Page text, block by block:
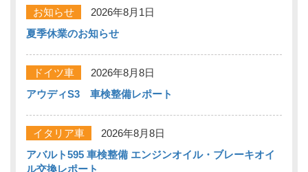
お知らせ
2026年8月1日
夏季休業のお知らせ
ドイツ車
2026年8月8日
アウディS3 車検整備レポート
イタリア車
2026年8月8日
アバルト595 車検整備 エンジンオイル・ブレーキオイ
ル交換レポート